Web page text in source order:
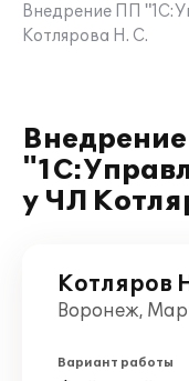
Внедрение ПП
Котлярова Н. С.
у ЧЛ
Котляров
Воронеж,
Вариант работы